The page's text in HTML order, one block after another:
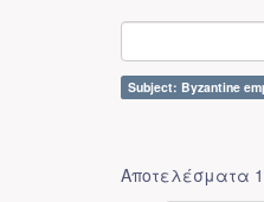
Subject: Byzantine
Αποτελέσματα